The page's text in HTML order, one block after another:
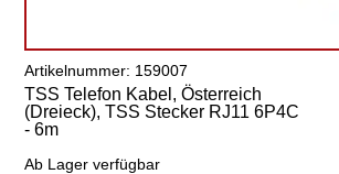
Artikelnummer: 159007
TSS Telefon Kabel, Österreich
(Dreieck), TSS Stecker RJ11 6P4C
- 6m
Ab Lager verfügbar